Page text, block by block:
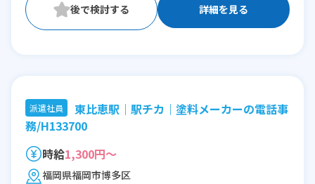
詳細を見る
派遣社員
東比恵駅｜駅チカ｜塗料メーカーの電話事
務/H133700
時給1,300円～
福岡県福岡市博多区